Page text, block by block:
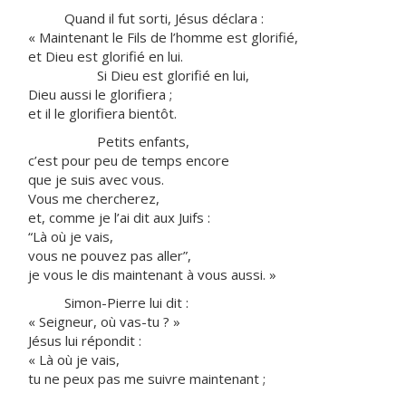
Quand il fut sorti, Jésus déclara :
« Maintenant le Fils de l’homme est glorifié,
et Dieu est glorifié en lui.
Si Dieu est glorifié en lui,
Dieu aussi le glorifiera ;
et il le glorifiera bientôt.
Petits enfants,
c’est pour peu de temps encore
que je suis avec vous.
Vous me chercherez,
et, comme je l’ai dit aux Juifs :
“Là où je vais,
vous ne pouvez pas aller”,
je vous le dis maintenant à vous aussi. »
Simon-Pierre lui dit :
« Seigneur, où vas-tu ? »
Jésus lui répondit :
« Là où je vais,
tu ne peux pas me suivre maintenant ;